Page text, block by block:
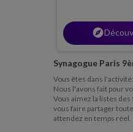
explorer
Synagogue Paris
Vous êtes dans
Nous l'avons fait pour
Vous aimez la listes
vous faire partager
attendez en temps réel.